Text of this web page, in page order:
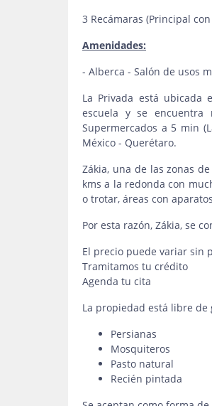
3 Recámaras (Principal
Amenidades:
- Alberca - Salón de usos
La Privada está ubicada
escuela y se encuentra
Supermercados a 5 min
México - Querétaro.
Zákia, una de las zonas
kms a la redonda con
o trotar, áreas con
Por esta razón, Zákia, se
El precio puede variar sin
Tramitamos tu crédito
Agenda tu cita
La propiedad está libre de
Persianas
Mosquiteros
Pasto natural
Recién pintada